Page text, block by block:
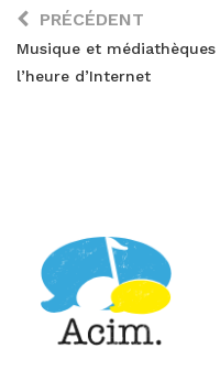
PRÉCÉDENT
Musique et médiathèques
l’heure d’Internet